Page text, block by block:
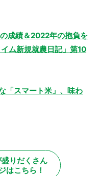
成績＆2022年の抱負を
ム新規就農日記」第10
「スマート米」、味わ
りだくさん
はこちら！